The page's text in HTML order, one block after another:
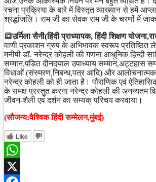
रचना प्रक्रिया के बारे में विस्तृत व्याख्यान से हमें
श्रद्धांजलि। राम जी का सेवक राम जी के चरणों में
🔳उर्मिला सैनी(हिंदी प्राध्यापक, हिंदी शिक्षण
वाणी प्रकाशन ग्रुप के अभिभावक स्वरूप
मनीषी डॉ. नरेन्द्र कोहली की गणना आधुनिक हिन्दी
सम्मान,पंडित दीनदयाल उपाध्याय सम्मान,अट्टहास
विधाओं (संस्मरण,निबन्ध,पत्र आदि) और आलोचनात्मक
नरेन्द्र कोहली को ही जाता है। पौराणिक एवं
के समक्ष प्रस्तुत करना नरेन्द्र कोहली की अनन्यतम
जीवन-शैली एवं दर्शन का सम्यक् परिचय करवाया।
(सौजन्य:वैश्विक हिंदी सम्मेलन,मुंबई)
Like
WhatsApp